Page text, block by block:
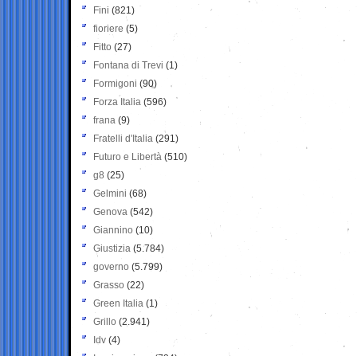
Fini (821)
fioriere (5)
Fitto (27)
Fontana di Trevi (1)
Formigoni (90)
Forza Italia (596)
frana (9)
Fratelli d'Italia (291)
Futuro e Libertà (510)
g8 (25)
Gelmini (68)
Genova (542)
Giannino (10)
Giustizia (5.784)
governo (5.799)
Grasso (22)
Green Italia (1)
Grillo (2.941)
Idv (4)